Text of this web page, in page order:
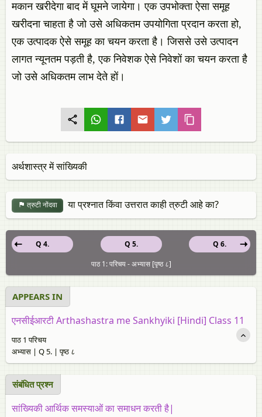
मकान खरीदेगा बाद में घूमने जायेगा। एक उपभोक्ता ऐसा समूह
खरीदना चाहता है जो उसे अधिकतम उपयोगिता प्रदान करता हो,
एक उत्पादक ऐसे समूह का चयन करता है। जिससे उसे उत्पादन
लागत न्यूनतम पड़ती है, एक निवेशक ऐसे निवेशों का चयन करता है
जो उसे अधिकतम लाभ देते हों।
अर्थशास्त्र में सांख्यिकी
त्रुटी नोंदवा या प्रश्नात किंवा उत्तरात काही त्रुटी आहे का?
Q 5.
Q 4.
Q 6.
पाठ 1: परिचय - अभ्यास [पृष्ठ ८]
APPEARS IN
एनसीईआरटी Arthashastra me Sankhyiki [Hindi] Class 11
पाठ 1 परिचय
अभ्यास | Q 5. | पृष्ठ ८
संबंधित प्रश्‍न
सांख्यिकी आर्थिक समस्याओं का समाधन करती है|